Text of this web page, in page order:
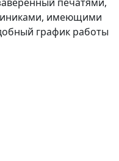
печатями,
имеющими
график работы